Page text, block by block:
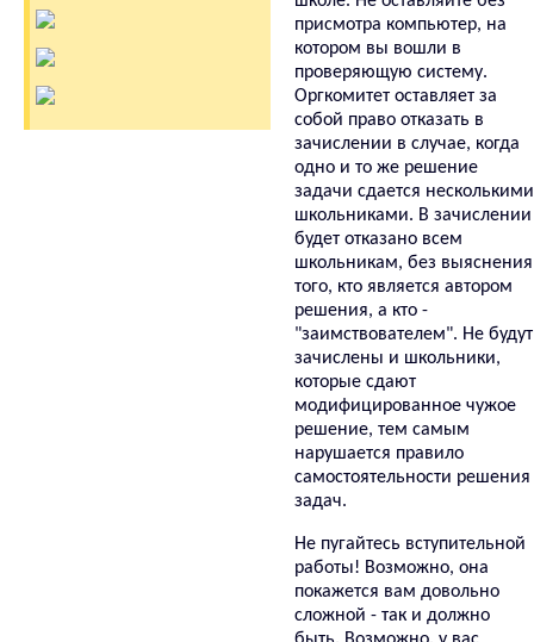
присмотра компьютер, на
котором вы вошли в
проверяющую систему.
Оргкомитет оставляет за
собой право отказать в
зачислении в случае, когда
одно и то же решение
задачи сдается несколькими
школьниками. В зачислении
будет отказано всем
школьникам, без выяснения
того, кто является автором
решения, а кто -
"заимствователем". Не будут
зачислены и школьники,
которые сдают
модифицированное чужое
решение, тем самым
нарушается правило
самостоятельности решения
задач.
Не пугайтесь вступительной
работы! Возможно, она
покажется вам довольно
сложной - так и должно